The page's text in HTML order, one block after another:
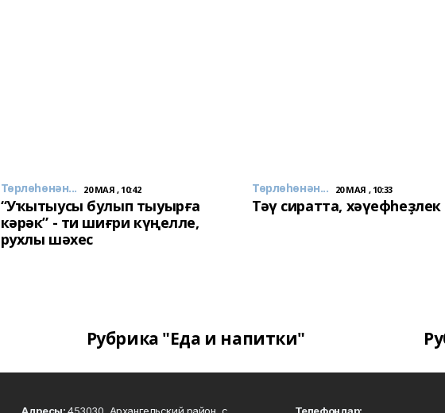
Төрлөһөнән... 20 МАЯ , 10:42
“Уҡытыусы булып тыуырға
кәрәк” - ти шиғри күңелле,
рухлы шәхес
Төрлөһөнән... 20 МАЯ , 10:33
Тәү сиратта, хәүефһеҙлек
Рубрика "Еда и напитки"